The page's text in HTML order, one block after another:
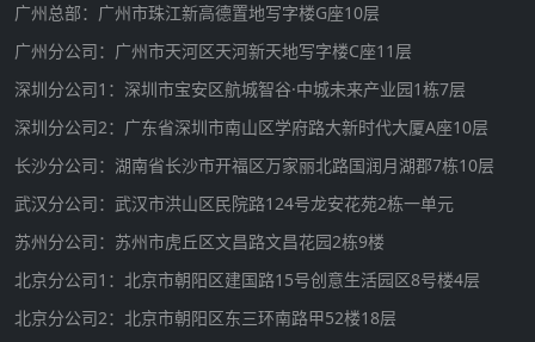
广州总部：广州市珠江新高德置地写字楼G座10层
广州分公司：广州市天河区天河新天地写字楼C座11层
深圳分公司1：深圳市宝安区航城智谷·中城未来产业园1栋7层
深圳分公司2：广东省深圳市南山区学府路大新时代大厦A座10层
长沙分公司：湖南省长沙市开福区万家丽北路国润月湖郡7栋10层
武汉分公司：武汉市洪山区民院路124号龙安花苑2栋一单元
苏州分公司：苏州市虎丘区文昌路文昌花园2栋9楼
北京分公司1：北京市朝阳区建国路15号创意生活园区8号楼4层
北京分公司2：北京市朝阳区东三环南路甲52楼18层